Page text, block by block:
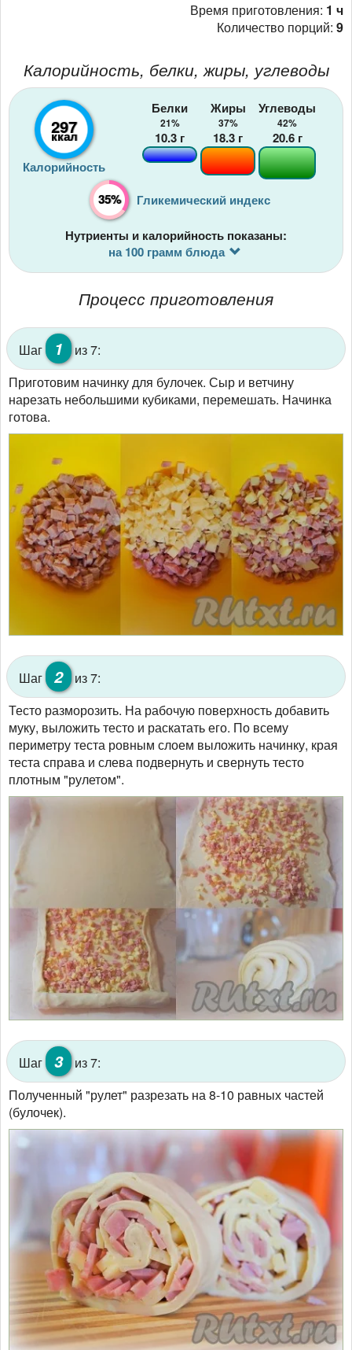
Время приготовления: 1 ч
Количество порций: 9
Калорийность, белки, жиры, углеводы
297
ккал
Калорийность
Белки
21%
10.3 г
Жиры
37%
18.3 г
Углеводы
42%
20.6г
35% Гликемический индекс
Нутриенты и калорийность показаны:
на 100 грамм блюда
Процесс приготовления
Шаг 1
из 7:
Приготовим начинку для булочек. Сыр и ветчину
нарезать небольшими кубиками, перемешать. Начинка
готова.
Шаг 2
из 7:
Тесто разморозить. На рабочую поверхность добавить
муку, выложить тесто и раскатать его. По всему
периметру теста ровным слоем выложить начинку, края
теста справа и слева подвернуть и свернуть тесто
плотным "рулетом".
Шаг 3
из 7:
Полученный "рулет" разрезать на 8-10 равных частей
(булочек).